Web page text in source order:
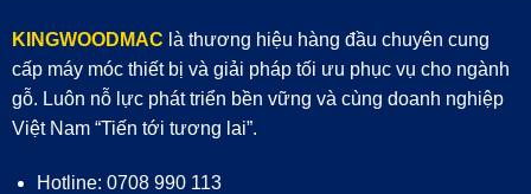
KINGWOODMAC là thương hiệu hàng đầu chuyên cung
cấp máy móc thiết bị và giải pháp tối ưu phục vụ cho ngành
gỗ. Luôn nỗ lực phát triển bền vững và cùng doanh nghiệp
Việt Nam “Tiến tới tương lai”.
Hotline: 0708 990 113